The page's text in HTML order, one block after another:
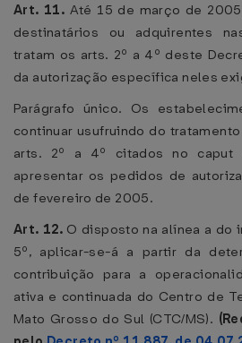
Art. 11. Até 15 de março de
destinatários ou adquirentes
tratam os arts. 2º a 4º deste
da autorização específica neles
Parágrafo único. Os
continuar usufruindo do
arts. 2º a 4º citados no caput
apresentar os pedidos de
de fevereiro de 2005.
Art. 12. O disposto na alínea a do
5º, aplicar-se-á a partir da
contribuição para a
ativa e continuada do Centro de
Mato Grosso do Sul (CTC/MS).